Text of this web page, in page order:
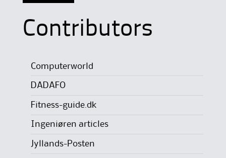
Contributors
Computerworld
DADAFO
Fitness-guide.dk
Ingeniøren articles
Jyllands-Posten